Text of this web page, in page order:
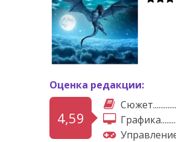
Оценка редакции:
4,59